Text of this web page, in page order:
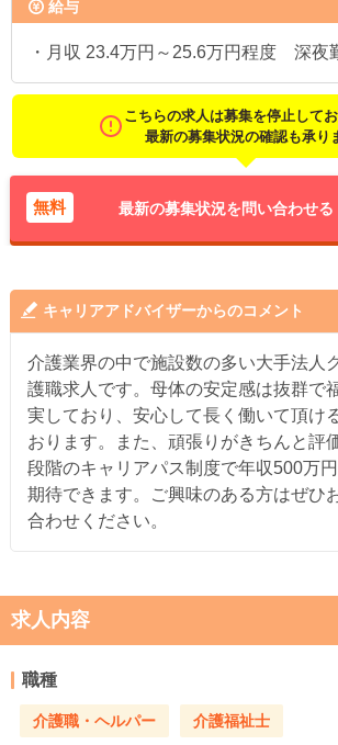
給与
・月収 23.4万円～25.6万円程度 深夜
こちらの求人は募集を停止してお
最新の募集状況の確認も承り
無料 最新の募集状況を問い合わせる
キャリアアドバイザーからのコメント
介護業界の中で施設数の多い大手法人
護職求人です。母体の安定感は抜群で
実しており、安心して長く働いて頂け
おります。また、頑張りがきちんと評
段階のキャリアパス制度で年収500万
期待できます。ご興味のある方はぜひ
合わせください。
求人内容
職種
介護職・ヘルパー 介護福祉士